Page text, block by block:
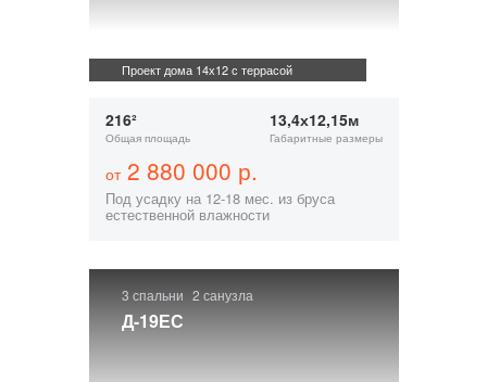
Проект дома 14х12 с террасой
216²
Общая площадь
13,4х12,15м
Габаритные размеры
от2 880 000 р.
Под усадку на 12-18 мес. из бруса
естественной влажности
3 спальни 2 санузла
Д-19ЕС